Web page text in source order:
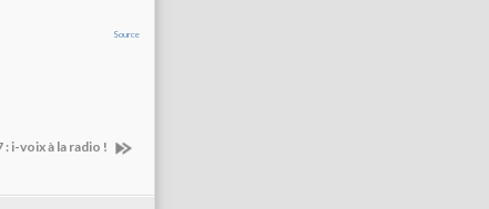
Source
: i-voix à la radio !